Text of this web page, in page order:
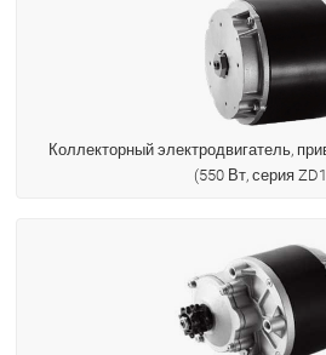
Коллекторный электродвигатель,
(550 Вт, серия